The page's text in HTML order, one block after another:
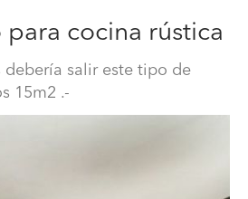
para cocina rústica
debería salir este tipo de
15m2 .-